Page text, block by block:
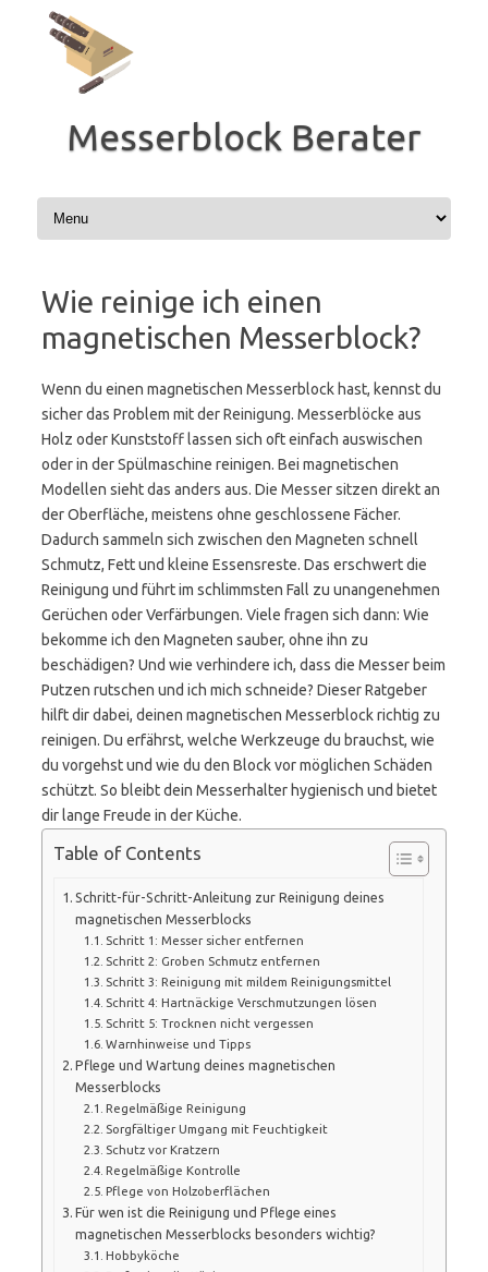
Inhalt
springen
Messerblock Berater
Wie reinige ich einen
magnetischen Messerblock?
Wenn du einen magnetischen Messerblock hast, kennst du
sicher das Problem mit der Reinigung. Messerblöcke aus
Holz oder Kunststoff lassen sich oft einfach auswischen
oder in der Spülmaschine reinigen. Bei magnetischen
Modellen sieht das anders aus. Die Messer sitzen direkt an
der Oberfläche, meistens ohne geschlossene Fächer.
Dadurch sammeln sich zwischen den Magneten schnell
Schmutz, Fett und kleine Essensreste. Das erschwert die
Reinigung und führt im schlimmsten Fall zu unangenehmen
Gerüchen oder Verfärbungen. Viele fragen sich dann: Wie
bekomme ich den Magneten sauber, ohne ihn zu
beschädigen? Und wie verhindere ich, dass die Messer beim
Putzen rutschen und ich mich schneide? Dieser Ratgeber
hilft dir dabei, deinen magnetischen Messerblock richtig zu
reinigen. Du erfährst, welche Werkzeuge du brauchst, wie
du vorgehst und wie du den Block vor möglichen Schäden
schützt. So bleibt dein Messerhalter hygienisch und bietet
dir lange Freude in der Küche.
Table of Contents
Schritt-für-Schritt-Anleitung zur Reinigung deines
magnetischen Messerblocks
Schritt 1: Messer sicher entfernen
Schritt 2: Groben Schmutz entfernen
Schritt 3: Reinigung mit mildem Reinigungsmittel
Schritt 4: Hartnäckige Verschmutzungen lösen
Schritt 5: Trocknen nicht vergessen
Warnhinweise und Tipps
Pflege und Wartung deines magnetischen
Messerblocks
Regelmäßige Reinigung
Sorgfältiger Umgang mit Feuchtigkeit
Schutz vor Kratzern
Regelmäßige Kontrolle
Pflege von Holzoberflächen
Für wen ist die Reinigung und Pflege eines
magnetischen Messerblocks besonders wichtig?
Hobbyköche